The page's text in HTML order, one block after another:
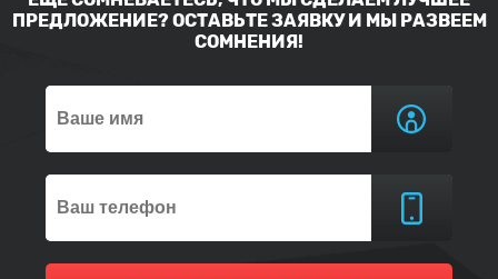
ПРЕДЛОЖЕНИЕ? ОСТАВЬТЕ ЗАЯВКУ И МЫ РАЗВЕЕМ
СОМНЕНИЯ!